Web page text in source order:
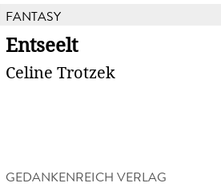
FANTASY
Entseelt
Celine Trotzek
GEDANKENREICH VERLAG